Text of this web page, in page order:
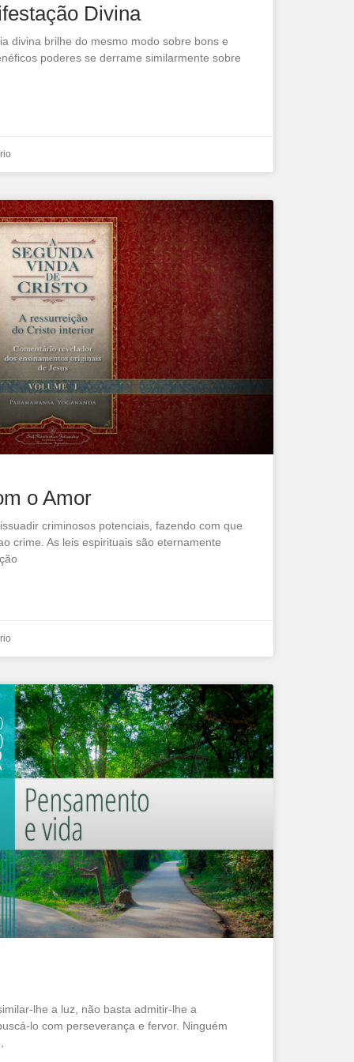
Divina
divina brilhe do mesmo modo sobre bons e
poderes se derrame similarmente sobre
o Amor
criminosos potenciais, fazendo com que
crime. As leis espirituais são eternamente
lhe a luz, não basta admitir-lhe a
lo com perseverança e fervor. Ninguém